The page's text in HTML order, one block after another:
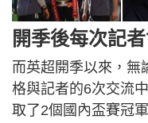
開季後每次記
而英超開季以來，無
格與記者的6次交流
取了2個國內盃賽冠